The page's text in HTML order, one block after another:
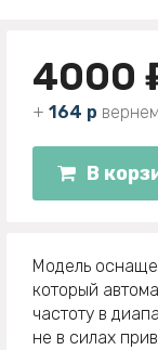
4000
+ 164 р
В
Модель
который
частоту в
не в силах